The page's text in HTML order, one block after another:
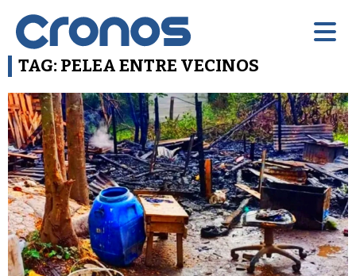
TAG: PELEA ENTRE VECINOS